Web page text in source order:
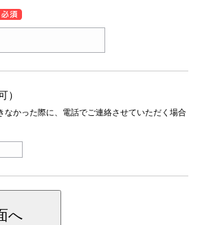
）
かった際に、電話でご連絡させていただく場合